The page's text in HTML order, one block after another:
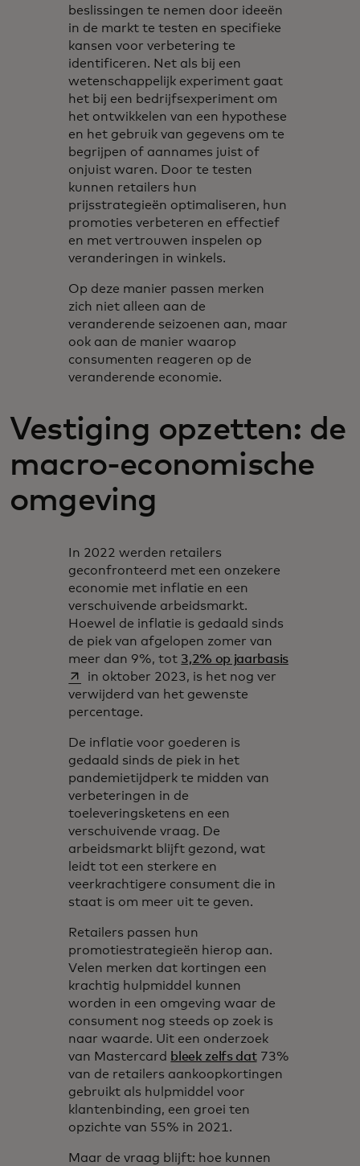
beslissingen te nemen door ideeën
in de markt te testen en specifieke
kansen voor verbetering te
identificeren. Net als bij een
wetenschappelijk experiment gaat
het bij een bedrijfsexperiment om
het ontwikkelen van een hypothese
en het gebruik van gegevens om te
begrijpen of aannames juist of
onjuist waren. Door te testen
kunnen retailers hun
prijsstrategieën optimaliseren, hun
promoties verbeteren en effectief
en met vertrouwen inspelen op
veranderingen in winkels.
Op deze manier passen merken
zich niet alleen aan de
veranderende seizoenen aan, maar
ook aan de manier waarop
consumenten reageren op de
veranderende economie.
Vestiging opzetten: de
macro-economische
omgeving
In 2022 werden retailers
geconfronteerd met een onzekere
economie met inflatie en een
verschuivende arbeidsmarkt.
Hoewel de inflatie is gedaald sinds
de piek van afgelopen zomer van
meer dan 9%, tot 3,2% op jaarbasisopens in a
in oktober 2023, is het nog ver
verwijderd van het gewenste
percentage.
De inflatie voor goederen is
gedaald sinds de piek in het
pandemietijdperk te midden van
verbeteringen in de
toeleveringsketens en een
verschuivende vraag. De
arbeidsmarkt blijft gezond, wat
leidt tot een sterkere en
veerkrachtigere consument die in
staat is om meer uit te geven.
Retailers passen hun
promotiestrategieën hierop aan.
Velen merken dat kortingen een
krachtig hulpmiddel kunnen
worden in een omgeving waar de
consument nog steeds op zoek is
naar waarde. Uit een onderzoek
van Mastercard bleek zelfs dat73%
van de retailers aankoopkortingen
gebruikt als hulpmiddel voor
klantenbinding, een groei ten
opzichte van 55% in 2021.
Maar de vraag blijft: hoe kunnen